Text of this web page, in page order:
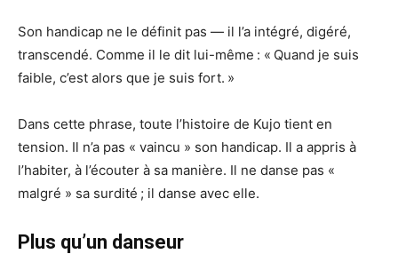
Son handicap ne le définit pas — il l’a intégré, digéré,
transcendé. Comme il le dit lui-même : « Quand je suis
faible, c’est alors que je suis fort. »
Dans cette phrase, toute l’histoire de Kujo tient en
tension. Il n’a pas « vaincu » son handicap. Il a appris à
l’habiter, à l’écouter à sa manière. Il ne danse pas «
malgré » sa surdité ; il danse avec elle.
Plus qu’un danseur